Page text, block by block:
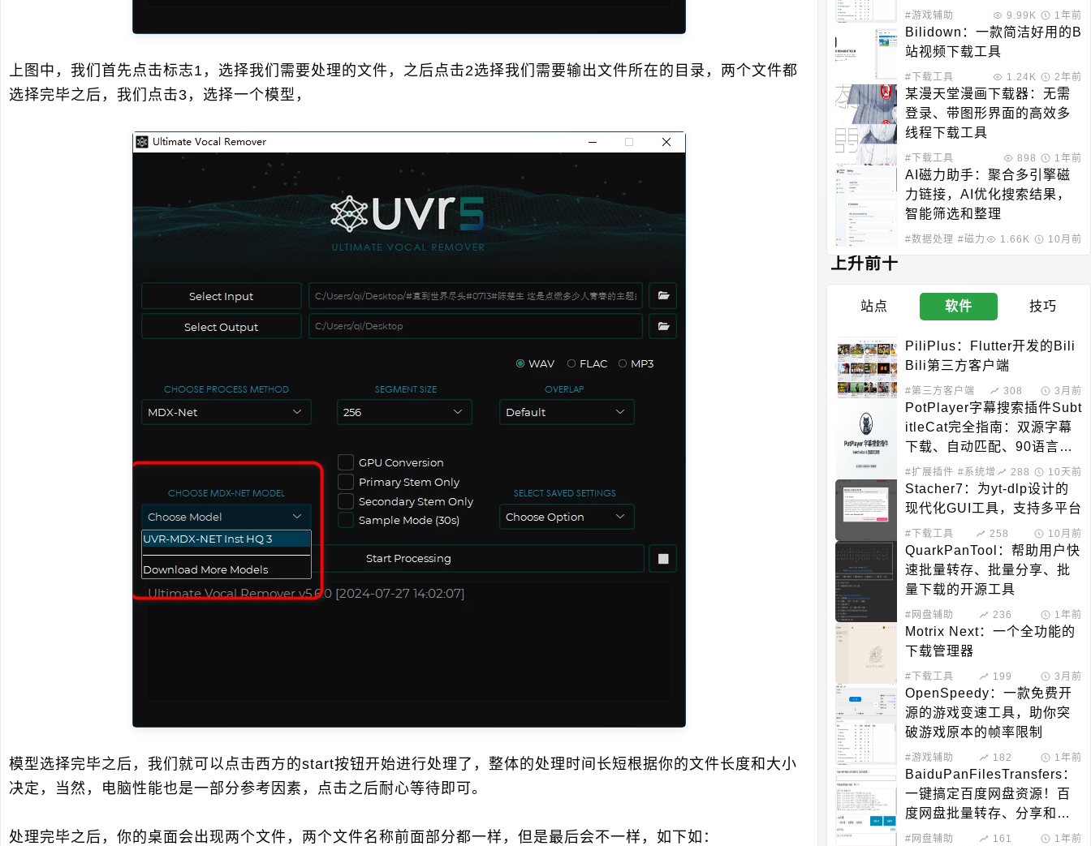
上图中，我们首先点击标志1，选择我们需要处理的文件，之后点击2选择我们需要输出文件所在的目录，两个文件都
选择完毕之后，我们点击3，选择一个模型，
模型选择完毕之后，我们就可以点击西方的start按钮开始进行处理了，整体的处理时间长短根据你的文件长度和大小
决定，当然，电脑性能也是一部分参考因素，点击之后耐心等待即可。
处理完毕之后，你的桌面会出现两个文件，两个文件名称前面部分都一样，但是最后会不一样，如下如：
#游戏辅助 9.99K 1年前
Bilidown：一款简洁好用的B
站视频下载工具
#下载工具 1.24K 2年前
某漫天堂漫画下载器：无需
登录、带图形界面的高效多
线程下载工具
#下载工具 898 1年前
AI磁力助手：聚合多引擎磁
力链接，AI优化搜索结果，
智能筛选和整理
#数据处理 #磁力解析1.66K 10月前
上升前十
站点 软件 技巧
PiliPlus：Flutter开发的Bili
Bili第三方客户端
#第三方客户端 308 3月前
PotPlayer字幕搜索插件Subt
itleCat完全指南：双源字幕
下载、自动匹配、90语言支
持
#扩展插件 #系统增强 288 10天前
Stacher7：为yt-dlp设计的
现代化GUI工具，支持多平台
#下载工具 258 10月前
QuarkPanTool：帮助用户快
速批量转存、批量分享、批
量下载的开源工具
#网盘辅助 236 1年前
Motrix Next：一个全功能的
下载管理器
#下载工具 199 3月前
OpenSpeedy：一款免费开
源的游戏变速工具，助你突
破游戏原本的帧率限制
#游戏辅助 182 1年前
BaiduPanFilesTransfers：
一键搞定百度网盘资源！百
度网盘批量转存、分享和检
测工具
#网盘辅助 161 1年前